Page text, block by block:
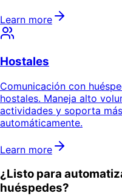
Learn more
Hostales
Comunicación con
hostales. Maneja alto
actividades y soporta
automáticamente.
Learn more
¿Listo para
huéspedes?